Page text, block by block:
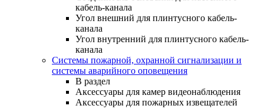
кабель-канала
Угол внешний для плинтусного кабель-
канала
Угол внутренний для плинтусного кабель-
канала
Системы пожарной, охранной сигнализации и
системы аварийного оповещения
В раздел
Аксессуары для камер видеонаблюдения
Аксессуары для пожарных извещателей